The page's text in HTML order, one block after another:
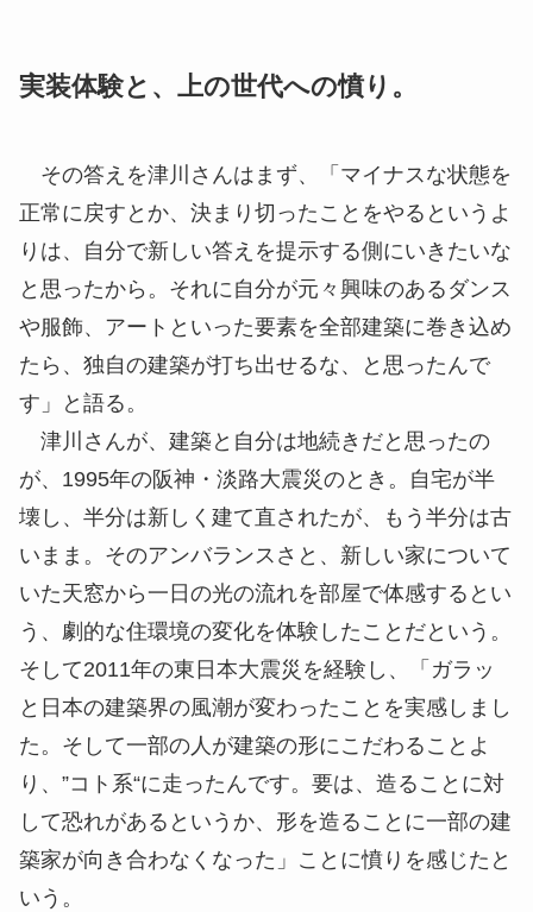
実装体験と、上の世代への憤り。
その答えを津川さんはまず、「マイナスな状態を
正常に戻すとか、決まり切ったことをやるというよ
りは、自分で新しい答えを提示する側にいきたいな
と思ったから。それに自分が元々興味のあるダンス
や服飾、アートといった要素を全部建築に巻き込め
たら、独自の建築が打ち出せるな、と思ったんで
す」と語る。
津川さんが、建築と自分は地続きだと思ったの
が、1995年の阪神・淡路大震災のとき。自宅が半
壊し、半分は新しく建て直されたが、もう半分は古
いまま。そのアンバランスさと、新しい家について
いた天窓から一日の光の流れを部屋で体感するとい
う、劇的な住環境の変化を体験したことだという。
そして2011年の東日本大震災を経験し、「ガラッ
と日本の建築界の風潮が変わったことを実感しまし
た。そして一部の人が建築の形にこだわることよ
り、”コト系“に走ったんです。要は、造ることに対
して恐れがあるというか、形を造ることに一部の建
築家が向き合わなくなった」ことに憤りを感じたと
いう。